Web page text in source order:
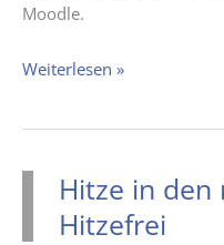
Moodle.
Hitze
Woche
Weiterlesen »
Hitze in den
Hitzefrei